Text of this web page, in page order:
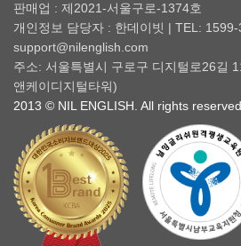
판매업 : 제2021-서울구로-1374호
개인정보 담당자 : 한데이빗 | TEL:
support@nilenglish.com
주소: 서울특별시 구로구 디지털로26길
앤케이디지털타워)
2013 © NIL ENGLISH. All rights reserved.